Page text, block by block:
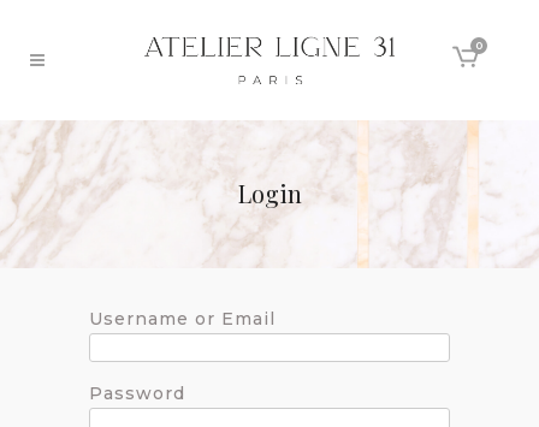
0
Login
Username or Email
Password